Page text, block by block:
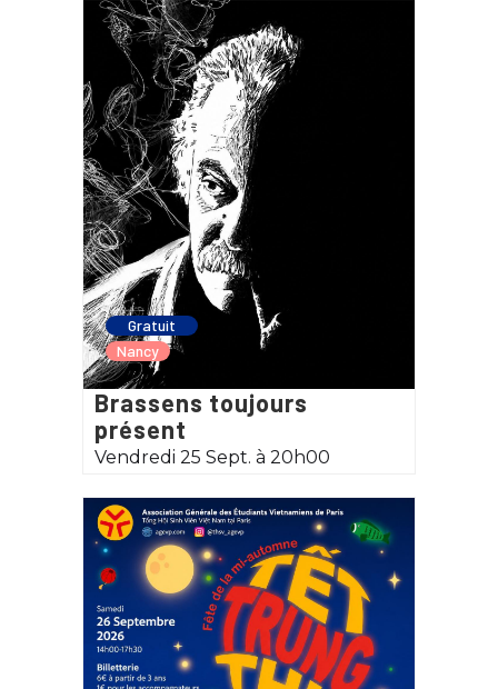
Gratuit
Nancy
Brassens toujours
présent
Vendredi 25 Sept. à 20h00